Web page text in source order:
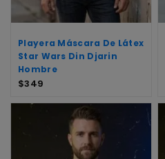
Playera Máscara De Látex
Star Wars Din Djarin
Hombre
$349